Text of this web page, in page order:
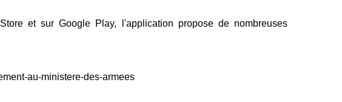
et sur Google Play, l'application propose de nombreuses
au-ministere-des-armees